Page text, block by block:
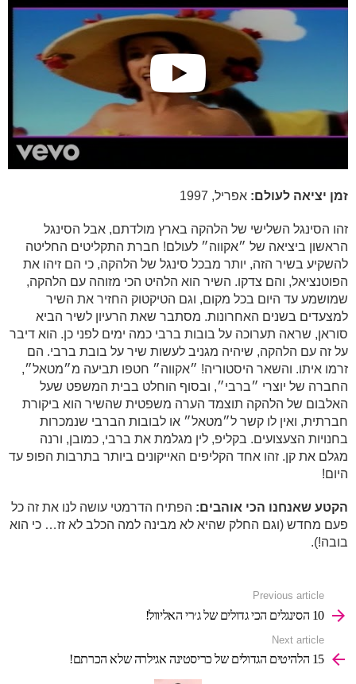
זמן יציאה לעולם: אפריל, 1997
זהו הסינגל השלישי של הלהקה בארץ מולדתם, אבל הסינגל
הראשון ביציאה של ״אקווה״ לעולם! חברת התקליטים החליטה
להשקיע בשיר הזה, יותר מבכל סינגל של הלהקה, כי הם זיהו את
הפוטנציאל, והם צדקו. השיר הוא הלהיט הכי מזוהה עם הלהקה,
שמושמע עד היום בכל מקום, וגם הטיקטוק החזיר את השיר
למצעדים בשנים האחרונות. מסתבר שאת הרעיון לשיר הביא
סוראן, שראה תערוכה על בובות ברבי כמה ימים לפני כן. הוא דיבר
על זה עם הלהקה, שיהיה מגניב לעשות שיר על בובת ברבי. הם
זרמו איתו. והשאר היסטוריה! ״אקווה״ חטפו תביעה מ״מטאל״,
החברה של יוצרי ״ברבי״, ובסוף הוחלט בבית המשפט שעל
האלבום של הלהקה תוצמד הערה משפטית שהשיר הוא ביקורת
חברתית, ואין לו קשר ל״מטאל״ או לבובות הברבי שנמכרות
בחנויות הצעצועים. בקליפ, לין מגלמת את ברבי, כמובן, ורנה
מגלם את קן. זהו אחד הקליפים האייקונים ביותר בתרבות הפופ עד
היום!
הקטע שאנחנו הכי אוהבים: הפתיח הדרמטי עושה לנו את זה כל
פעם מחדש (וגם החלק שהיא לא מבינה למה הכלב לא זז… כי הוא
בובה!).
more
Previous article
10 הסינגלים הכי גדולים של ג׳רי האליוול!
Next article
15 הלהיטים הגדולים של כריסטינה אגילרה שלא הכרתם!